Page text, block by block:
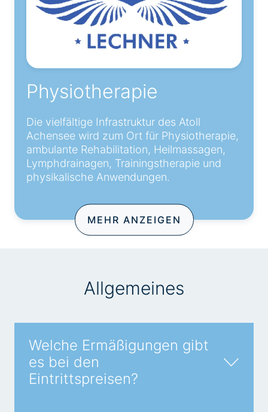
Physiotherapie
Die vielfältige Infrastruktur des Atoll
Achensee wird zum Ort für Physiotherapie,
ambulante Rehabilitation, Heilmassagen,
Lymphdrainagen, Trainingstherapie und
physikalische Anwendungen.
MEHR ANZEIGEN
Allgemeines
Welche Ermäßigungen gibt
es bei den
Eintrittspreisen?